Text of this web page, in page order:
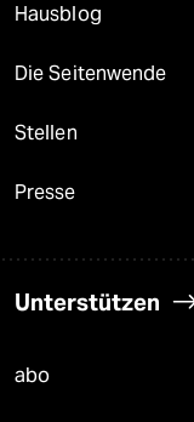
Hausblog
Die Seitenwende
Stellen
Presse
Unterstützen
abo